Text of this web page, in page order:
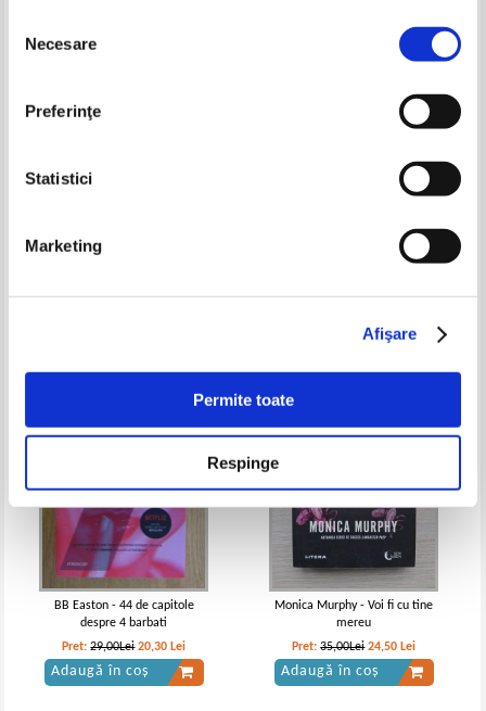
consimțământului
Necesare
Preferinţe
Statistici
Marketing
Afişare
Permite toate
Respinge
Sophie Irwin - Scandal in inalta
societate
Diana Stainforth - Pasarea
-30%
BB Easton - 44 de capitole
despre 4 barbati
Pret:29,00Lei 20,30 Lei
Adaugă în coș
-30%
Monica Murphy - Voi fi cu tine
mereu
Pret:35,00Lei 24,50 Lei
Adaugă în coș